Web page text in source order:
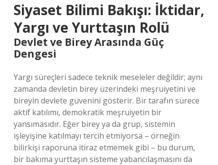
Siyaset Bilimi Bakışı: İktidar,
Yargı ve Yurttaşın Rolü
Devlet ve Birey Arasında Güç
Dengesi
Yargı süreçleri sadece teknik meseleler değildir; aynı
zamanda devletin birey üzerindeki meşruiyetini ve
bireyin devlete güvenini gösterir. Bir tarafın sürece
aktif katılımı, demokratik meşruiyetin bir
yansımasıdır. Eğer birey ya da grup, sistemin
işleyişine katılmayı tercih etmiyorsa – örneğin
bilirkişi raporuna itiraz etmemek gibi – bu durum,
bir bakıma yurttaşın sisteme yabancılaşmasını da